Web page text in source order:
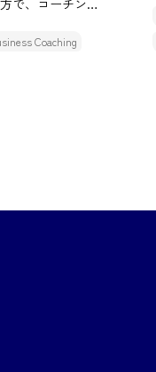
Coaching